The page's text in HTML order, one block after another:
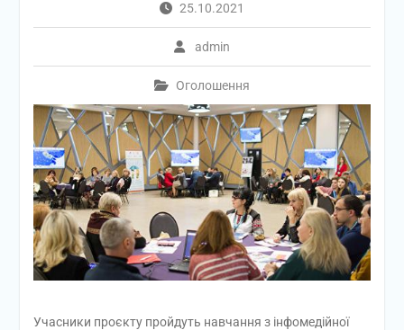
25.10.2021
admin
Оголошення
Учасники проєкту пройдуть навчання з інфомедійної